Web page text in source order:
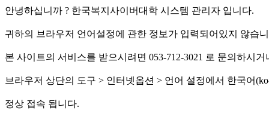
안녕하십니까 ? 한국복지사이버대학 시스템 관리자 입니다.
귀하의 브라우저 언어설정에 관한 정보가 입력되어있지 않습
본 사이트의 서비스를 받으시려면 053-712-3021 로 문의하시거
브라우저 상단의 도구 > 인터넷옵션 > 언어 설정에서 한국어
정상 접속 됩니다.